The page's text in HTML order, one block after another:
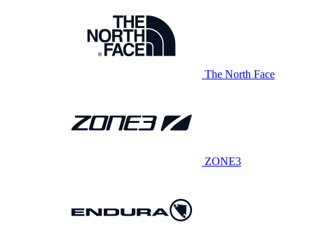
The North Face
ZONE3